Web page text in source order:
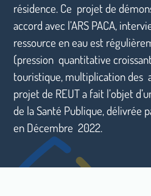
résidence. Ce projet de
accord avec l’ARS PACA,
ressource en eau est
(pression quantitative
touristique, multiplication des
projet de REUT a fait l’objet
de la Santé Publique, délivrée
en Décembre 2022.